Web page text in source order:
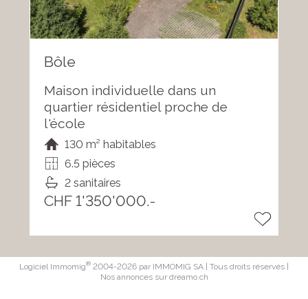
Bôle
Maison individuelle dans un
quartier résidentiel proche de
l'école
130 m² habitables
6.5 pièces
2 sanitaires
CHF 1'350'000.-
Logiciel Immomig® 2004-2026 par IMMOMIG SA | Tous droits réservés |
Nos annonces sur dreamo.ch